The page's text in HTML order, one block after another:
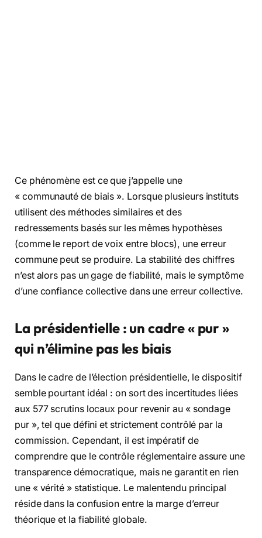
Ce phénomène est ce que j’appelle une
« communauté de biais ». Lorsque plusieurs instituts
utilisent des méthodes similaires et des
redressements basés sur les mêmes hypothèses
(comme le report de voix entre blocs), une erreur
commune peut se produire. La stabilité des chiffres
n’est alors pas un gage de fiabilité, mais le symptôme
d’une confiance collective dans une erreur collective.
La présidentielle : un cadre « pur »
qui n’élimine pas les biais
Dans le cadre de l’élection présidentielle, le dispositif
semble pourtant idéal : on sort des incertitudes liées
aux 577 scrutins locaux pour revenir au « sondage
pur », tel que défini et strictement contrôlé par la
commission. Cependant, il est impératif de
comprendre que le contrôle réglementaire assure une
transparence démocratique, mais ne garantit en rien
une « vérité » statistique. Le malentendu principal
réside dans la confusion entre la marge d’erreur
théorique et la fiabilité globale.